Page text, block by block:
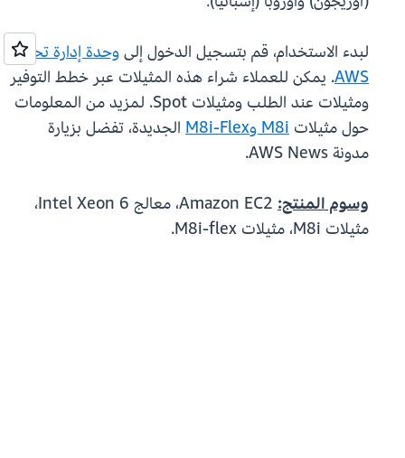
لبدء الاستخدام، قم بتسجيل الدخول إلىوحدة إدارة تحكم
AWS. يمكن للعملاء شراء هذه المثيلات عبر خطط التوفير
ومثيلات عند الطلب ومثيلات Spot. لمزيد من المعلومات
حول مثيلات M8i وM8i-Flex
الجديدة، تفضل بزيارة
مدونة AWS News.
وسوم المنتج:
Amazon EC2، معالج Intel Xeon 6،
مثيلات M8i، مثيلات M8i-flex.